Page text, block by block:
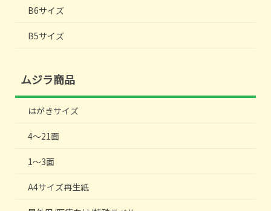
B6サイズ
B5サイズ
ムジラ商品
はがきサイズ
4～21面
1～3面
A4サイズ再生紙